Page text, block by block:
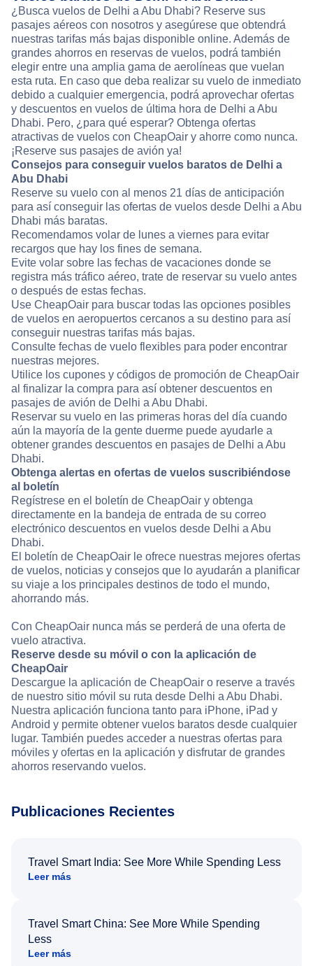
¿Busca vuelos de Delhi a Abu Dhabi? Reserve sus
pasajes aéreos con nosotros y asegúrese que obtendrá
nuestras tarifas más bajas disponible online. Además de
grandes ahorros en reservas de vuelos, podrá también
elegir entre una amplia gama de aerolíneas que vuelan
esta ruta. En caso que deba realizar su vuelo de inmediato
debido a cualquier emergencia, podrá aprovechar ofertas
y descuentos en vuelos de última hora de Delhi a Abu
Dhabi. Pero, ¿para qué esperar? Obtenga ofertas
atractivas de vuelos con CheapOair y ahorre como nunca.
¡Reserve sus pasajes de avión ya!
Consejos para conseguir vuelos baratos de Delhi a
Abu Dhabi
Reserve su vuelo con al menos 21 días de anticipación
para así conseguir las ofertas de vuelos desde Delhi a Abu
Dhabi más baratas.
Recomendamos volar de lunes a viernes para evitar
recargos que hay los fines de semana.
Evite volar sobre las fechas de vacaciones donde se
registra más tráfico aéreo, trate de reservar su vuelo antes
o después de estas fechas.
Use CheapOair para buscar todas las opciones posibles
de vuelos en aeropuertos cercanos a su destino para así
conseguir nuestras tarifas más bajas.
Consulte fechas de vuelo flexibles para poder encontrar
nuestras mejores.
Utilice los cupones y códigos de promoción de CheapOair
al finalizar la compra para así obtener descuentos en
pasajes de avión de Delhi a Abu Dhabi.
Reservar su vuelo en las primeras horas del día cuando
aún la mayoría de la gente duerme puede ayudarle a
obtener grandes descuentos en pasajes de Delhi a Abu
Dhabi.
Obtenga alertas en ofertas de vuelos suscribiéndose
al boletín
Regístrese en el boletín de CheapOair y obtenga
directamente en la bandeja de entrada de su correo
electrónico descuentos en vuelos desde Delhi a Abu
Dhabi.
El boletín de CheapOair le ofrece nuestras mejores ofertas
de vuelos, noticias y consejos que lo ayudarán a planificar
su viaje a los principales destinos de todo el mundo,
ahorrando más.
Con CheapOair nunca más se perderá de una oferta de
vuelo atractiva.
Reserve desde su móvil o con la aplicación de
CheapOair
Descargue la aplicación de CheapOair o reserve a través
de nuestro sitio móvil su ruta desde Delhi a Abu Dhabi.
Nuestra aplicación funciona tanto para iPhone, iPad y
Android y permite obtener vuelos baratos desde cualquier
lugar. También puedes acceder a nuestras ofertas para
móviles y ofertas en la aplicación y disfrutar de grandes
ahorros reservando vuelos.
Publicaciones Recientes
Travel Smart India: See More While Spending Less
Leer más
Travel Smart China: See More While Spending
Less
Leer más